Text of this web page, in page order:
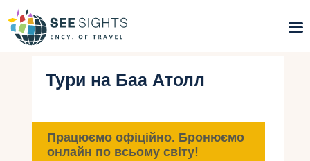
Пошук турів
Типи Турів
Тури на Баа Атолл
Працюємо офіційно. Бронюємо
онлайн по всьому світу!